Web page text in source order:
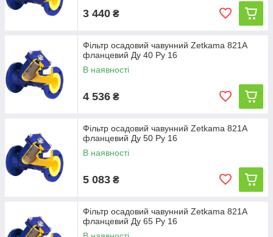
3 440 ₴
Фільтр осадовий чавунний Zetkama 821A
фланцевий Ду 40 Ру 16
В наявності
4 536 ₴
Фільтр осадовий чавунний Zetkama 821A
фланцевий Ду 50 Ру 16
В наявності
5 083 ₴
Фільтр осадовий чавунний Zetkama 821A
фланцевий Ду 65 Ру 16